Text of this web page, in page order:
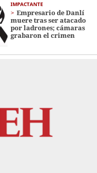
IMPACTANTE
Empresario de Danlí
muere tras ser atacado
por ladrones; cámaras
grabaron el crimen